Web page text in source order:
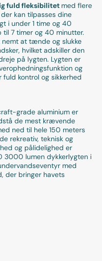
fuld fleksibilitet med flere
kan tilpasses dine
i under 1 time og 40
til 7 timer og 40 minutter.
at tænde og slukke
hvilket adskiller den
på lygten. Lygten er
og
kontrol og sikkerhed
grade aluminium er
de mest krævende
ned til hele 150 meters
rekreativ, teknisk og
og pålidelighed er
3000 lumen dykkerlygten i
med
der bringer havets